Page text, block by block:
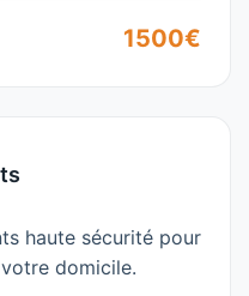
1500€
haute sécurité pour
domicile.